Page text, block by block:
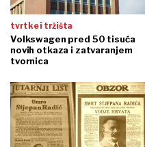
tvrtke i tržišta
Volkswagen pred 50 tisuća
novih otkaza i zatvaranjem
tvornica